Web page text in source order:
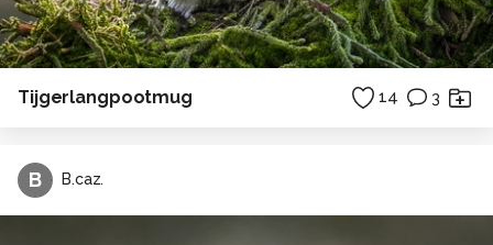
Tijgerlangpootmug 14 3
B B.caz.